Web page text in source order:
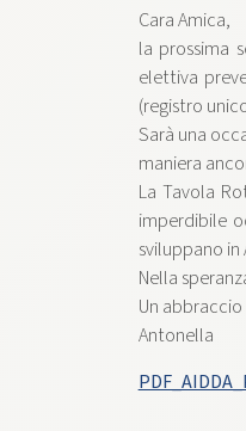
Cara Amica,
la prossima
elettiva
(registro
Sarà una
maniera
La Tavola
imperdibile
sviluppano in
Nella
Un abbraccio
Antonella